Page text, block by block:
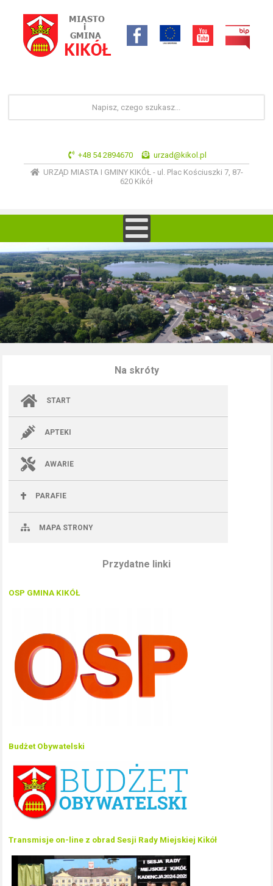
+48 54 2894670
urzad@kikol.pl
URZĄD MIASTA I GMINY KIKÓŁ - ul. Plac Kościuszki 7, 87-
620 Kikół
Na skróty
START
APTEKI
AWARIE
PARAFIE
MAPA STRONY
Przydatne linki
OSP GMINA KIKÓŁ
Budżet Obywatelski
Transmisje on-line z obrad Sesji Rady Miejskiej Kikół